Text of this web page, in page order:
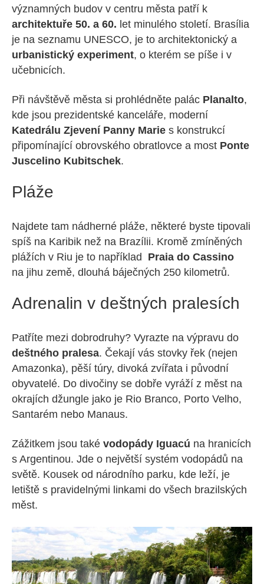
významných budov v centru města patří k
architektuře 50. a 60. let minulého století. Brasília
je na seznamu UNESCO, je to architektonický a
urbanistický experiment, o kterém se píše i v
učebnicích.
Při návštěvě města si prohlédněte palác Planalto,
kde jsou prezidentské kanceláře, moderní
Katedrálu Zjevení Panny Marie s konstrukcí
připomínající obrovského obratlovce a most Ponte
Juscelino Kubitschek.
Pláže
Najdete tam nádherné pláže, některé byste tipovali
spíš na Karibik než na Brazílii. Kromě zmíněných
plážích v Riu je to například Praia do Cassino
na jihu země, dlouhá báječných 250 kilometrů.
Adrenalin v deštných pralesích
Patříte mezi dobrodruhy? Vyrazte na výpravu do
deštného pralesa. Čekají vás stovky řek (nejen
Amazonka), pěší túry, divoká zvířata i původní
obyvatelé. Do divočiny se dobře vyráží z měst na
okrajích džungle jako je Rio Branco, Porto Velho,
Santarém nebo Manaus.
Zážitkem jsou také vodopády Iguacú na hranicích
s Argentinou. Jde o největší systém vodopádů na
světě. Kousek od národního parku, kde leží, je
letiště s pravidelnými linkami do všech brazilských
měst.